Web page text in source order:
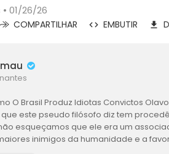
01/26/26
COMPARTILHAR EMBUTIR
O Brasil Produz Idiotas Convictos
que este pseudo filósofo diz tem
esqueçamos que ele era um
inimigos da humanidade e a